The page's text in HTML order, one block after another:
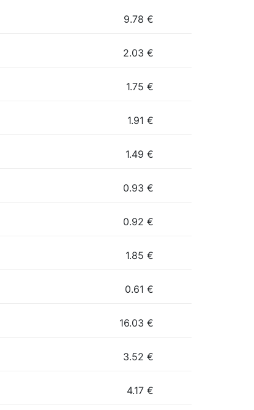
9.78 €
2.03 €
1.75 €
1.91 €
1.49 €
0.93 €
0.92 €
1.85 €
0.61 €
16.03 €
3.52 €
4.17 €